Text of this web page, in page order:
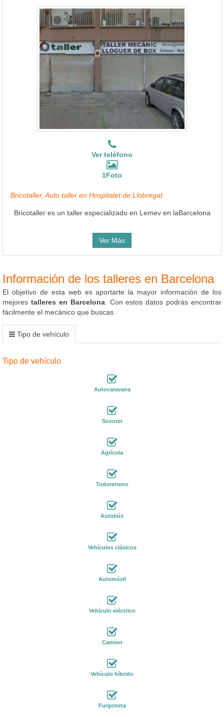
Ver teléfono
1Foto
Bricotaller, Auto taller en Hospitalet de Llobregat
Bricotaller es un taller especializado en Lemev en laBarcelona
Ver Más
Información de los talleres en Barcelona
El objetivo de esta web es aportarte la mayor información de los
mejores talleres en Barcelona. Con estos datos podrás encontrar
fácilmente el mecánico que buscas.
Tipo de vehículo
Tipo de vehículo
Autocaravana
Scooter
Agrícola
Todoterreno
Autobús
Vehículos clásicos
Automóvil
Vehículo eléctrico
Camion
Vehículo híbrido
Furgoneta